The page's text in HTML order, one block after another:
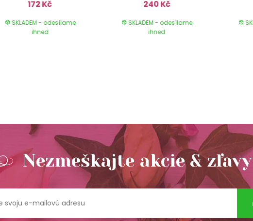
172 Kč
SKLADEM - odesílame
ihned
240 Kč
SKLADEM - odesílame
ihned
Nezmeškajte akcie & zľavy